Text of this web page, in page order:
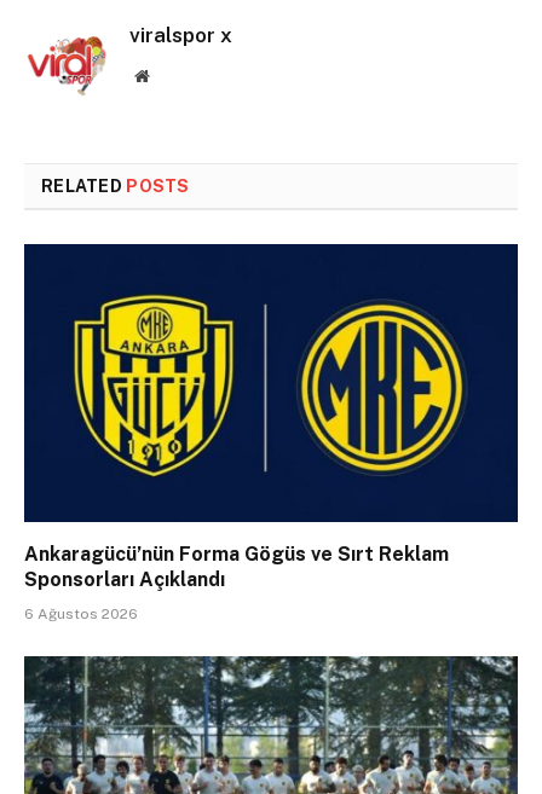
viralspor x
Website
RELATED POSTS
Ankaragücü’nün Forma Gögüs ve Sırt Reklam
Sponsorları Açıklandı
6 Ağustos 2026